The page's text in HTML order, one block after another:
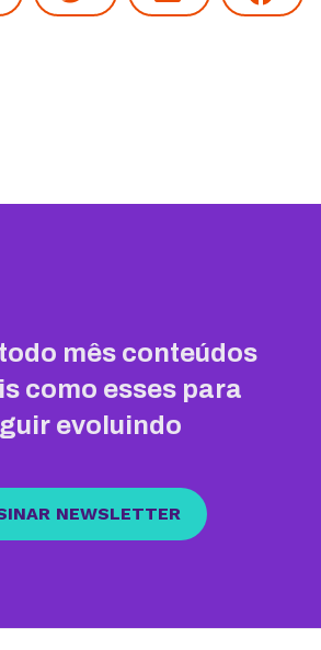
mês conteúdos
como esses para
evoluindo
NEWSLETTER